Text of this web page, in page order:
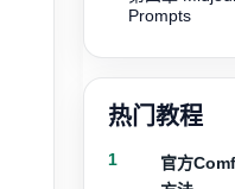
Prompts
热门教程
1
官方